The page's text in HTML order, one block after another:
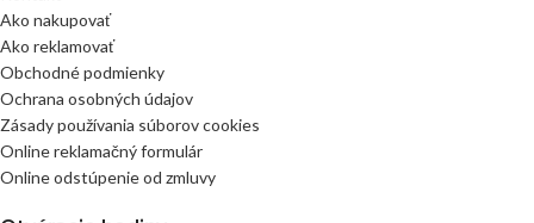
Ako nakupovať
Ako reklamovať
Obchodné podmienky
Ochrana osobných údajov
Zásady používania súborov cookies
Online reklamačný formulár
Online odstúpenie od zmluvy